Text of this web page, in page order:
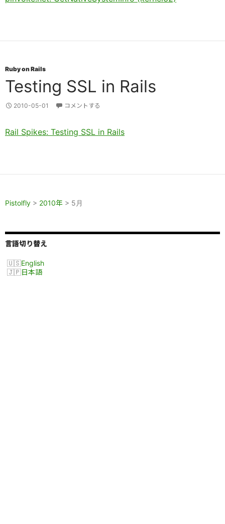
Ruby on Rails
Testing SSL in Rails
2010-05-01 コメントする
Rail Spikes: Testing SSL in Rails
Pistolfly > 2010年 > 5月
言語切り替え
English
日本語